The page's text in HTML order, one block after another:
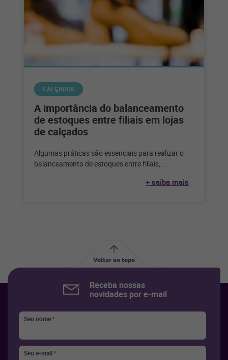
CALÇADOS
A importância do balanceamento
de estoques entre filiais em lojas
de calçados
Algumas práticas são essenciais para realizar o
balanceamento de estoques entre filiais,
+ saiba mais
Voltar ao topo
Receba nossas
novidades por e-mail
Seu nome*
Seu e-mail*